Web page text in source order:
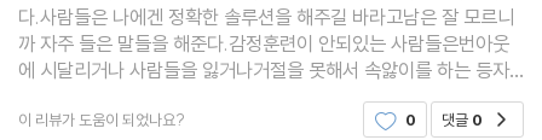
공감 팔굽혀펴기: 감정 훈련 설문 조사
허심탄회하게 터놓는 대화하기
다.사람들은 나에겐 정확한 솔루션을 해주길 바라고남은 잘 모르니
까 자주 들은 말들을 해준다.감정훈련이 안되있는 사람들은번아웃
에 시달리거나 사람들을 잃거나거절을 못해서 속앓이를 하는 등자
기자신의 마음을 소진하고 아무것도 얻지 못한다.임상심리학자 에
밀리 안할트는 7가지 감정훈련 솔루션을 제공한다👉
이 리뷰가 도움이 되었나요? 0 댓글 0